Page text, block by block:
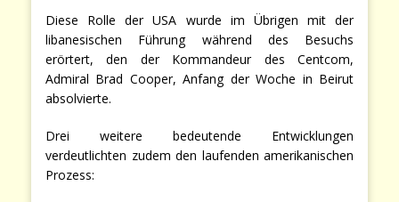
Diese Rolle der USA wurde im Übrigen mit der
libanesischen Führung während des Besuchs
erörtert, den der Kommandeur des Centcom,
Admiral Brad Cooper, Anfang der Woche in Beirut
absolvierte.
Drei weitere bedeutende Entwicklungen
verdeutlichten zudem den laufenden amerikanischen
Prozess: